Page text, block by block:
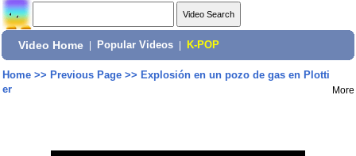
Video Home Popular Videos K-POP
Home>> Previous Page>> Explosión en un pozo de gas en Plotti
er
More